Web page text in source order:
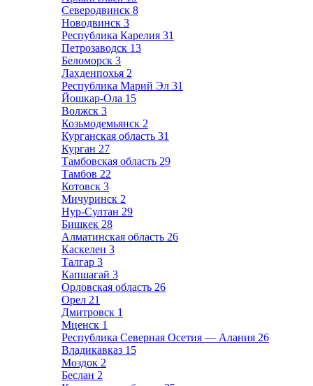
Северодвинск 8
Новодвинск 3
Республика Карелия 31
Петрозаводск 13
Беломорск 3
Лахденпохья 2
Республика Марий Эл 31
Йошкар-Ола 15
Волжск 3
Козьмодемьянск 2
Курганская область 31
Курган 27
Тамбовская область 29
Тамбов 22
Котовск 3
Мичуринск 2
Нур-Султан 29
Бишкек 28
Алматинская область 26
Каскелен 3
Талгар 3
Капшагай 3
Орловская область 26
Орел 21
Дмитровск 1
Мценск 1
Республика Северная Осетия — Алания 26
Владикавказ 15
Моздок 2
Беслан 2